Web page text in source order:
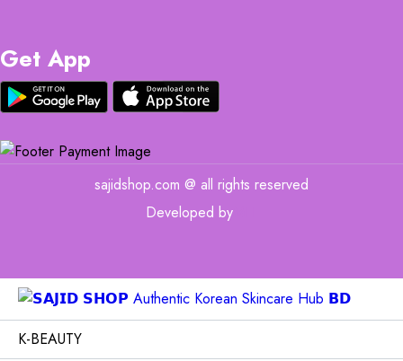
Get App
sajidshop.com @ all rights reserved
Developed by
K-BEAUTY